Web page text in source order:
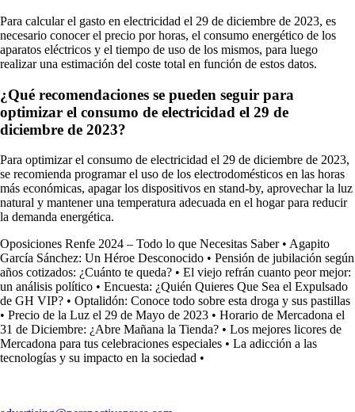
Para calcular el gasto en electricidad el 29 de diciembre de 2023, es
necesario conocer el precio por horas, el consumo energético de los
aparatos eléctricos y el tiempo de uso de los mismos, para luego
realizar una estimación del coste total en función de estos datos.
¿Qué recomendaciones se pueden seguir para
optimizar el consumo de electricidad el 29 de
diciembre de 2023?
Para optimizar el consumo de electricidad el 29 de diciembre de 2023,
se recomienda programar el uso de los electrodomésticos en las horas
más económicas, apagar los dispositivos en stand-by, aprovechar la luz
natural y mantener una temperatura adecuada en el hogar para reducir
la demanda energética.
Oposiciones Renfe 2024 – Todo lo que Necesitas Saber• Agapito
García Sánchez: Un Héroe Desconocido • Pensión de jubilación según
años cotizados: ¿Cuánto te queda? • El viejo refrán cuanto peor mejor:
un análisis político • Encuesta: ¿Quién Quieres Que Sea el Expulsado
de GH VIP? • Optalidón: Conoce todo sobre esta droga y sus pastillas
• Precio de la Luz el 29 de Mayo de 2023 • Horario de Mercadona el
31 de Diciembre: ¿Abre Mañana la Tienda? • Los mejores licores de
Mercadona para tus celebraciones especiales • La adicción a las
tecnologías y su impacto en la sociedad •